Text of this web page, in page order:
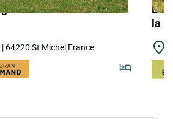
Hôtel Xoko-Goxoa
64220 St Michel,France
la